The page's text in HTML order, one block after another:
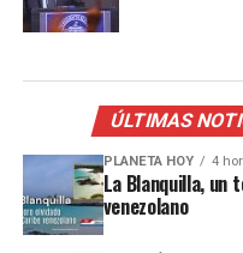
ÚLTIMAS
PLANETA HOY 4
La Blanquilla, un
venezolano